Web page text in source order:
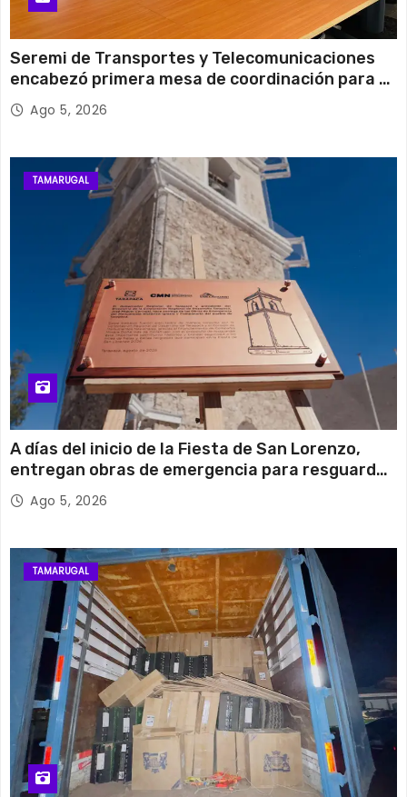
Seremi de Transportes y Telecomunicaciones
encabezó primera mesa de coordinación para el
retiro de cables en desuso en Iquique
Ago 5, 2026
TAMARUGAL
A días del inicio de la Fiesta de San Lorenzo,
entregan obras de emergencia para resguardar
su histórico campanario
Ago 5, 2026
TAMARUGAL